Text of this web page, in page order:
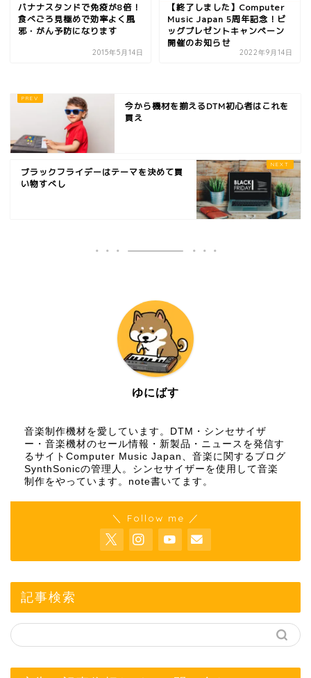
バナナスタンドで免疫が8倍！
食べごろ見極めで効率よく風
邪・がん予防になります
2015年5月14日
【終了しました】Computer
Music Japan 5周年記念！ビ
ッグプレゼントキャンペーン
開催のお知らせ
2022年9月14日
今から機材を揃えるDTM初心者はこれを
買え
ブラックフライデーはテーマを決めて買
い物すべし
ゆにばす
音楽制作機材を愛しています。DTM・シンセサイザ
ー・音楽機材のセール情報・新製品・ニュースを発信す
るサイトComputer Music Japan、音楽に関するブログ
SynthSonicの管理人。シンセサイザーを使用して音楽
制作をやっています。 note書いてます。
＼ Follow me ／
記事検索